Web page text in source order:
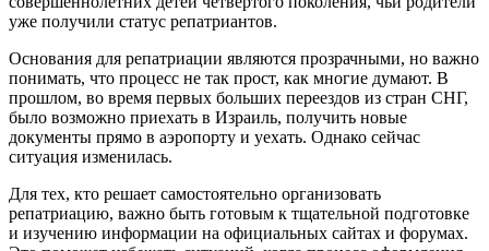
уже получили статус репатриантов.
Основания для репатриации являются прозрачными, но важно
понимать, что процесс не так прост, как многие думают. В
прошлом, во время первых больших переездов из стран СНГ,
было возможно приехать в Израиль, получить новые
документы прямо в аэропорту и уехать. Однако сейчас
ситуация изменилась.
Для тех, кто решает самостоятельно организовать
репатриацию, важно быть готовым к тщательной подготовке
и изучению информации на официальных сайтах и форумах.